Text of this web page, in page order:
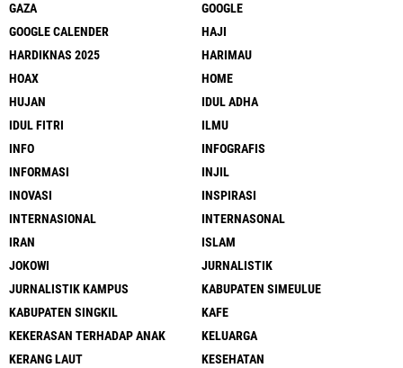
GAZA
GOOGLE
GOOGLE CALENDER
HAJI
HARDIKNAS 2025
HARIMAU
HOAX
HOME
HUJAN
IDUL ADHA
IDUL FITRI
ILMU
INFO
INFOGRAFIS
INFORMASI
INJIL
INOVASI
INSPIRASI
INTERNASIONAL
INTERNASONAL
IRAN
ISLAM
JOKOWI
JURNALISTIK
JURNALISTIK KAMPUS
KABUPATEN SIMEULUE
KABUPATEN SINGKIL
KAFE
KEKERASAN TERHADAP ANAK
KELUARGA
KERANG LAUT
KESEHATAN